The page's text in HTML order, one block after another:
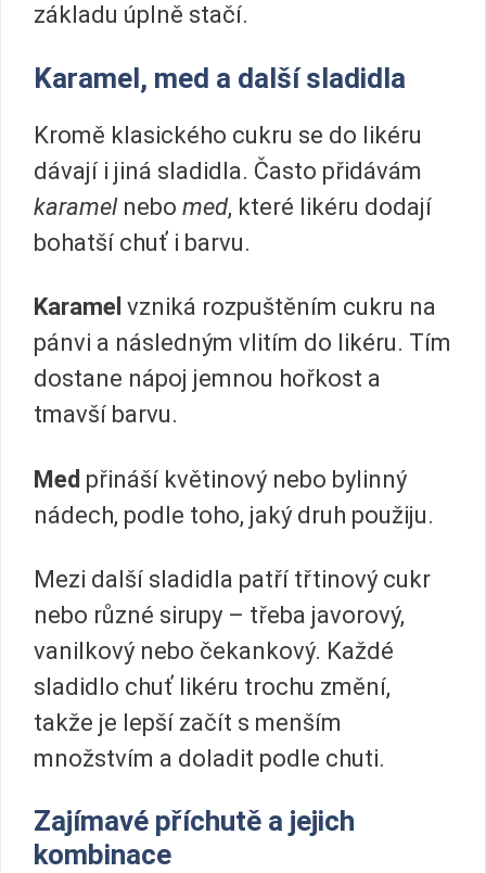
základu úplně stačí.
Karamel, med a další sladidla
Kromě klasického cukru se do likéru
dávají i jiná sladidla. Často přidávám
karamelnebo med, které likéru dodají
bohatší chuť i barvu.
Karamel vzniká rozpuštěním cukru na
pánvi a následným vlitím do likéru. Tím
dostane nápoj jemnou hořkost a
tmavší barvu.
Med přináší květinový nebo bylinný
nádech, podle toho, jaký druh použiju.
Mezi další sladidla patří třtinový cukr
nebo různé sirupy – třeba javorový,
vanilkový nebo čekankový. Každé
sladidlo chuť likéru trochu změní,
takže je lepší začít s menším
množstvím a doladit podle chuti.
Zajímavé příchutě a jejich
kombinace